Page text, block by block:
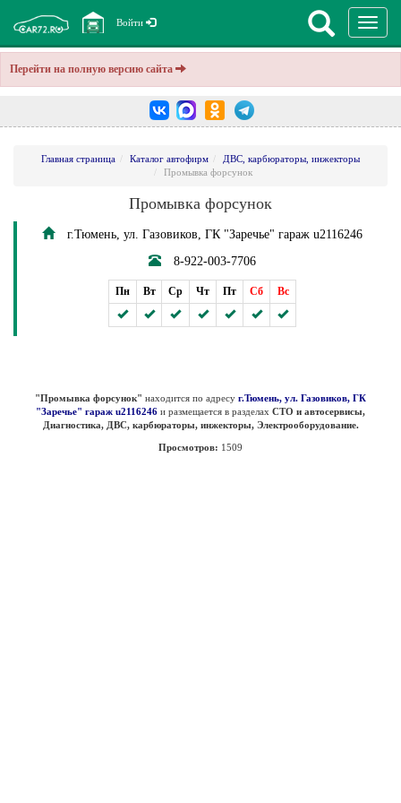
Перейти на полную версию сайта
Войти
Главная страница Каталог автофирм
ДВС, карбюраторы, инжекторы
Промывка форсунок
Промывка форсунок
г.Тюмень, ул. Газовиков, ГК "Заречье" гараж u2116246
8-922-003-7706
Пн Вт Ср Чт Пт Сб Вс
"Промывка форсунок" находится по адресу г.Тюмень, ул. Газовиков, ГК
"Заречье" гараж u2116246 и размещается в разделах СТО и автосервисы,
Диагностика, ДВС, карбюраторы, инжекторы, Электрооборудование.
Просмотров: 1509